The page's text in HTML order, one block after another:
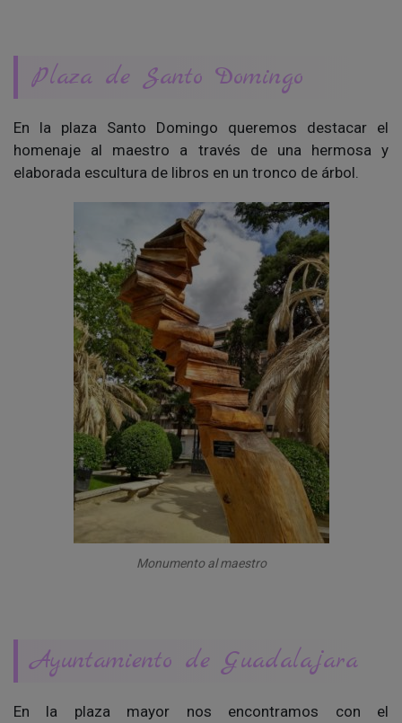
Plaza de Santo Domingo
En la plaza Santo Domingo queremos destacar el
homenaje al maestro a través de una hermosa y
elaborada escultura de libros en un tronco de árbol.
Monumento al maestro
Ayuntamiento de Guadalajara
En la plaza mayor nos encontramos con el